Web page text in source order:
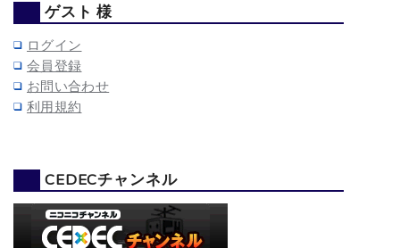
ゲスト 様
ログイン
会員登録
お問い合わせ
利用規約
CEDECチャンネル